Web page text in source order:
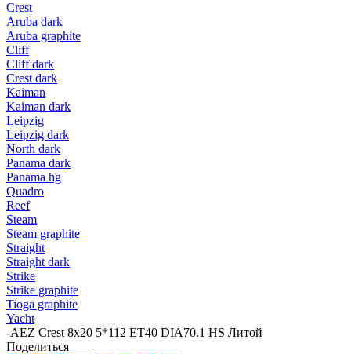
Crest
Aruba dark
Aruba graphite
Cliff
Cliff dark
Crest dark
Kaiman
Kaiman dark
Leipzig
Leipzig dark
North dark
Panama dark
Panama hg
Quadro
Reef
Steam
Steam graphite
Straight
Straight dark
Strike
Strike graphite
Tioga graphite
Yacht
-AEZ Crest 8x20 5*112 ET40 DIA70.1 HS Литой
Поделиться